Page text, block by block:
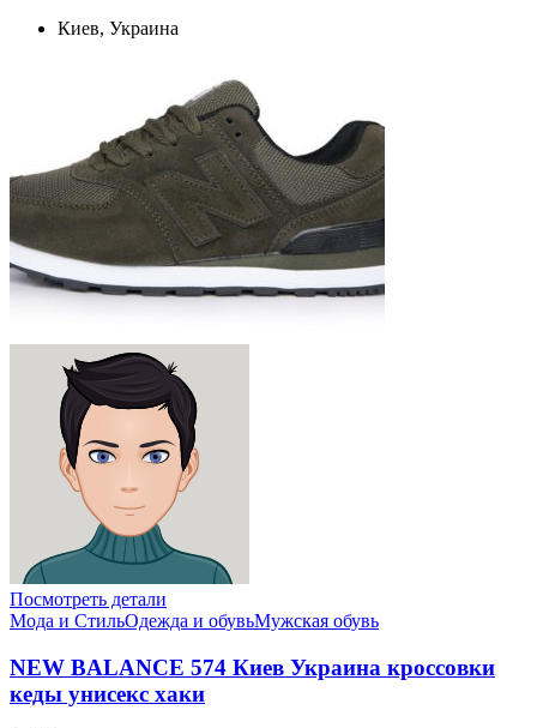
Киев, Украина
Посмотреть детали
Мода и СтильОдежда и обувьМужская обувь
NEW BALANCE 574 Киев Украина кроссовки
кеды унисекс хаки